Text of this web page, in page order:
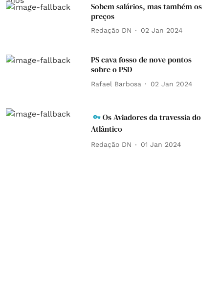
Sobem salários, mas também os
preços
Redação DN 02 Jan 2024
PS cava fosso de nove pontos
sobre o PSD
Rafael Barbosa 02 Jan 2024
Os Aviadores da travessia do
Atlântico
Redação DN 01 Jan 2024